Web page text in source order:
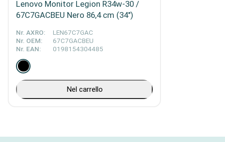
Lenovo Monitor Legion R34w-30 /
67C7GACBEU Nero 86,4 cm (34")
Nr. AXRO:
LEN67C7GAC
Nr. OEM:
67C7GACBEU
Nr. EAN:
0198154304485
Nel carrello